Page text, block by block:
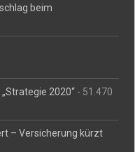
beim
2020“ - 51.470
– Versicherung kürzt